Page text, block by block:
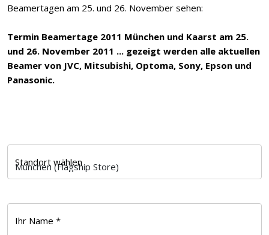
Beamertagen am 25. und 26. November sehen:
Termin Beamertage 2011 München und Kaarst am 25.
und 26. November 2011 ... gezeigt werden alle aktuellen
Beamer von JVC, Mitsubishi, Optoma, Sony, Epson und
Panasonic.
Standort wählen
Ihr Name *